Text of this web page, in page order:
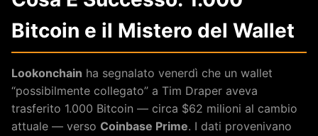
Bitcoin e il Mistero del Wallet
Lookonchain ha segnalato venerdì che un wallet
“possibilmente collegato” a Tim Draper aveva
trasferito 1.000 Bitcoin — circa $62 milioni al cambio
attuale — verso Coinbase Prime. I dati provenivano